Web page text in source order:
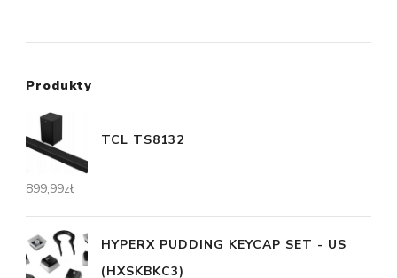
Produkty
TCL TS8132
899,99zł
HYPERX PUDDING KEYCAP SET - US
(HXSKBKC3)